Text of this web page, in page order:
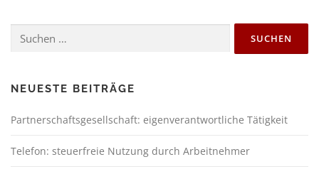
NEUESTE BEITRÄGE
Partnerschaftsgesellschaft: eigenverantwortliche Tätigkeit
Telefon: steuerfreie Nutzung durch Arbeitnehmer